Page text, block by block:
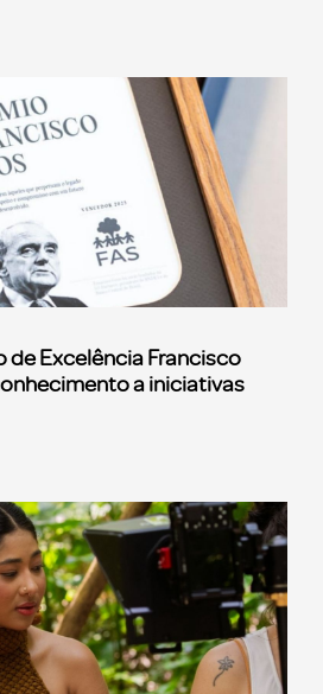
de Excelência Francisco
a iniciativas